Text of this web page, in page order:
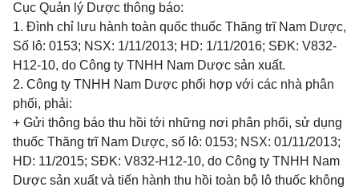
Cục Quản lý Dược thông báo:
1. Đình chỉ lưu hành toàn quốc thuốc Thăng trĩ Nam Dược,
Số lô: 0153; NSX: 1/11/2013; HD: 1/11/2016; SĐK: V832-
H12-10, do Công ty TNHH Nam Dược sản xuất.
2. Công ty TNHH Nam Dược phối hợp với các nhà phân
phối, phải:
+ Gửi thông báo thu hồi tới những nơi phân phối, sử dụng
thuốc Thăng trĩ Nam Dược, số lô: 0153; NSX: 01/11/2013;
HD: 11/2015; SĐK: V832-H12-10, do Công ty TNHH Nam
Dược sản xuất và tiến hành thu hồi toàn bộ lô thuốc không